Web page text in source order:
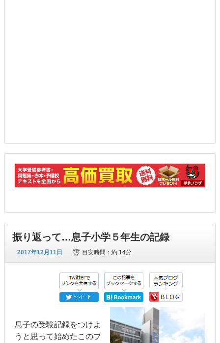
振り返って…息子小学５年生の記録
2017年12月11日 目安時間：約 14分
息子の受験記録をつけよ
うと思って始めたこのブ